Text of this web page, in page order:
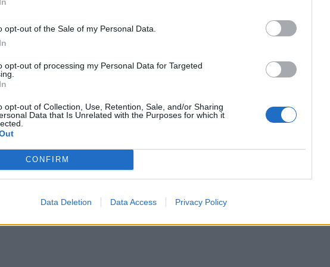
opt-out of the Sale of my Personal Data.
opt-out of processing my Personal Data for Targeted
opt-out of Collection, Use, Retention, Sale, and/or Sharing
Data that Is Unrelated with the Purposes for which it
CONFIRM
Data Deletion Data Access Privacy Policy
Τουρκία επιμένει να βάζει και πολλά άλλα
συζητάμε και για άλλα ζητήματα. Είμαστε
δεν αμφισβειτείται από κενέναν».
δηλώσεις του πρώην πρωθυπουργού και
είναι ενοχλητικό και προσβλητικό να
ίδιου όσο και του υπουργού Άμυνας.
ότι οι σχέσεις με την Αλβανία έχουν περάσει
εκλεγμένος ευρωβουλευτής.